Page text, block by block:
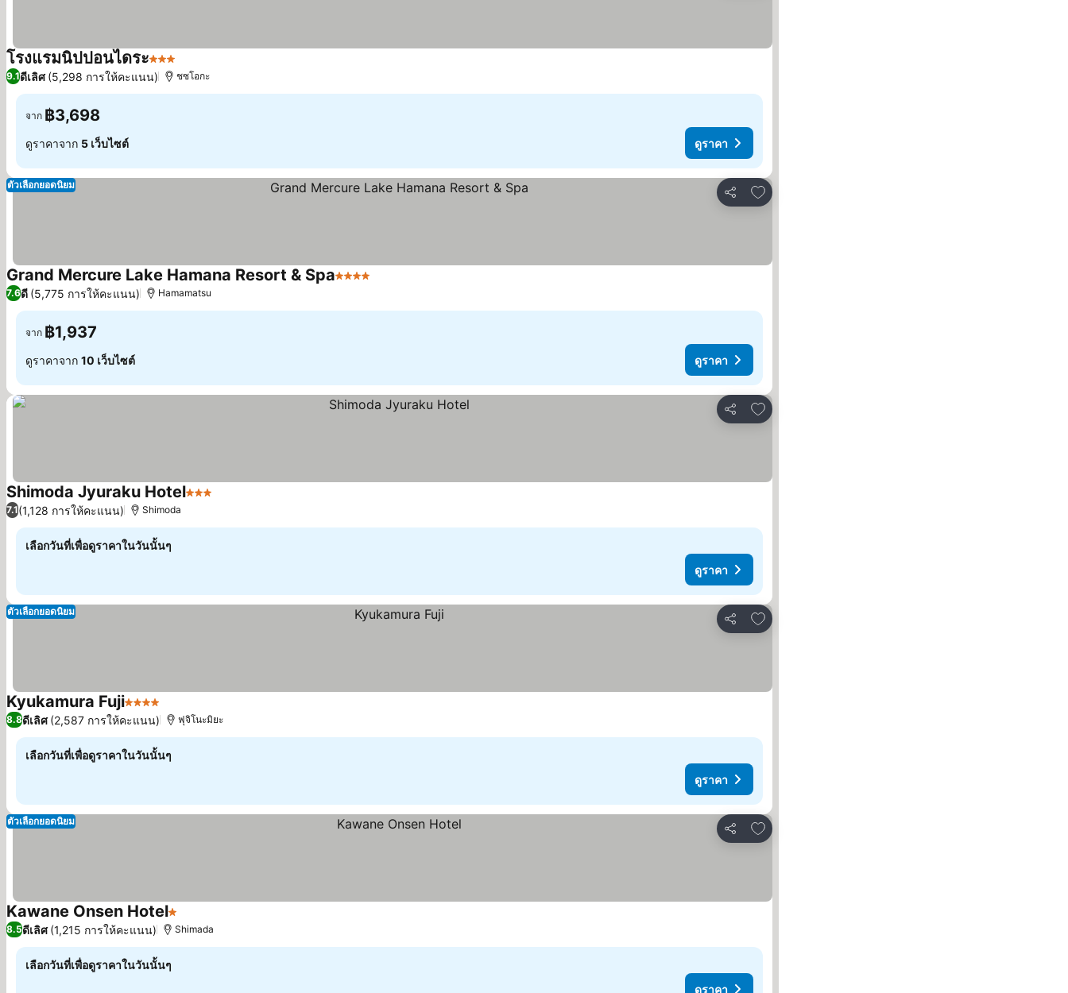
โรงแรมนิปปอนไดระ3 ดาว ดูราคา
9.1ดีเลิศ (5,298 การให้คะแนน) ชซโอกะ
จาก ฿3,698
ดูราคาจาก 5 เว็บไซต์ ดูราคา
แชร์
เพิ่มในรายการโปรด
ตัวเลือกยอดนิยม
Grand Mercure Lake Hamana Resort & Spa4 ดาว
7.6ดี (5,775 การให้คะแนน) Hamamatsu
จาก ฿1,937
ดูราคาจาก 10 เว็บไซต์ ดูราคา
แชร์
เพิ่มในรายการโปรด
Shimoda Jyuraku Hotel3 ดาว
7.1(1,128 การให้คะแนน) Shimoda
เลือกวันที่เพื่อดูราคาในวันนั้นๆ
ดูราคา
แชร์
เพิ่มในรายการโปรด
ตัวเลือกยอดนิยม
Kyukamura Fuji4 ดาว ดูราคา
8.8ดีเลิศ (2,587 การให้คะแนน) ฟุจิโนะมิยะ
เลือกวันที่เพื่อดูราคาในวันนั้นๆ
ดูราคา
แชร์
เพิ่มในรายการโปรด
ตัวเลือกยอดนิยม
Kawane Onsen Hotel1 ดาว
8.5ดีเลิศ (1,215 การให้คะแนน) Shimada
เลือกวันที่เพื่อดูราคาในวันนั้นๆ
ดูราคา